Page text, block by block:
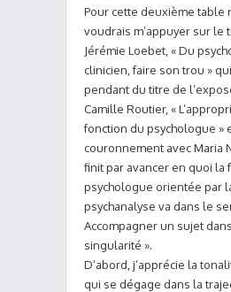
Pour cette deuxième table
voudrais m’appuyer sur le
Jérémie Loebet, « Du
clinicien, faire son trou »
pendant du titre de
Camille Routier, «
fonction du psychologue »
couronnement avec Maria
finit par avancer en quoi la
psychologue orientée par
psychanalyse va dans le
Accompagner un sujet
singularité ».
D’abord, j’apprécie la
qui se dégage dans la